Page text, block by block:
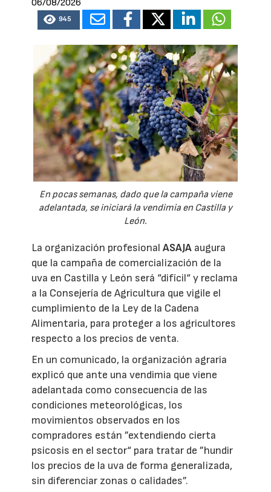
06/08/2026
945
En pocas semanas, dado que la campaña viene
adelantada, se iniciará la vendimia en Castilla y
León.
La organización profesionalASAJA augura
que la campaña de comercialización de la
uva en Castilla y León será “difícil“ y reclama
a la Consejería de Agricultura que vigile el
cumplimiento de la Ley de la Cadena
Alimentaria, para proteger a los agricultores
respecto a los precios de venta.
En un comunicado, la organización agraria
explicó que ante una vendimia que viene
adelantada como consecuencia de las
condiciones meteorológicas, los
movimientos observados en los
compradores están ”extendiendo cierta
psicosis en el sector“ para tratar de ”hundir
los precios de la uva de forma generalizada,
sin diferenciar zonas o calidades”.